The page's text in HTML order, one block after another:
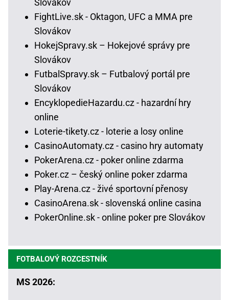
Slovákov
FightLive.sk - Oktagon, UFC a MMA pre
Slovákov
HokejSpravy.sk – Hokejové správy pre
Slovákov
FutbalSpravy.sk – Futbalový portál pre
Slovákov
EncyklopedieHazardu.cz - hazardní hry
online
Loterie-tikety.cz - loterie a losy online
CasinoAutomaty.cz - casino hry automaty
PokerArena.cz - poker online zdarma
Poker.cz – český online poker zdarma
Play-Arena.cz - živé sportovní přenosy
CasinoArena.sk - slovenská online casina
PokerOnline.sk - online poker pre Slovákov
FOTBALOVÝ ROZCESTNÍK
MS 2026: